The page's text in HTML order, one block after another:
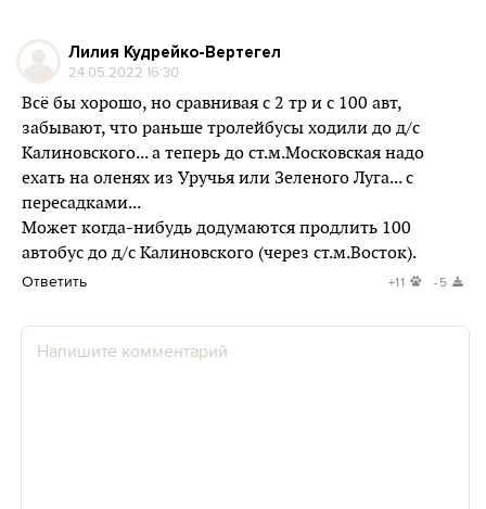
Лилия Кудрейко-Вертегел
24.05.2022 16:30
Всё бы хорошо, но сравнивая с 2 тр и с 100 авт,
забывают, что раньше тролейбусы ходили до д/с
Калиновского... а теперь до ст.м.Московская надо
ехать на оленях из Уручья или Зеленого Луга... с
пересадками...
Может когда-нибудь додумаются продлить 100
автобус до д/с Калиновского (через ст.м.Восток).
Ответить +11 -5